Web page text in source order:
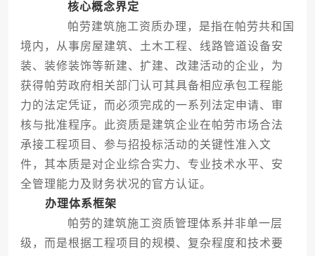
核心概念界定
帕劳建筑施工资质办理，是指在帕劳共和国
境内，从事房屋建筑、土木工程、线路管道设备安
装、装修装饰等新建、扩建、改建活动的企业，为
获得帕劳政府相关部门认可其具备相应承包工程能
力的法定凭证，而必须完成的一系列法定申请、审
核与批准程序。此资质是建筑企业在帕劳市场合法
承接工程项目、参与招投标活动的关键性准入文
件，其本质是对企业综合实力、专业技术水平、安
全管理能力及财务状况的官方认证。
办理体系框架
帕劳的建筑施工资质管理体系并非单一层
级，而是根据工程项目的规模、复杂程度和技术要